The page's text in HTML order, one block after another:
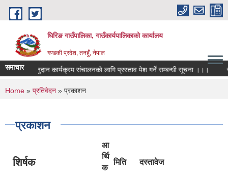
Skip to main content
घिरिङ गाउँपालिका, गाउँकार्यपालिकाको कार्यालय
गण्डकी प्रदेश, तनहुँ, नेपाल
समाचार
आधारित अनुदान कार्यक्रम संचालनकाे लागि प्रस्ताव पेश गर्ने सम्बन्धी सूचना ।।।
You are here
Home » प्रतिवेदन » प्रकाशन
प्रकाशन
शिर्षक
आ
र्थि
क
मिति दस्तावेज